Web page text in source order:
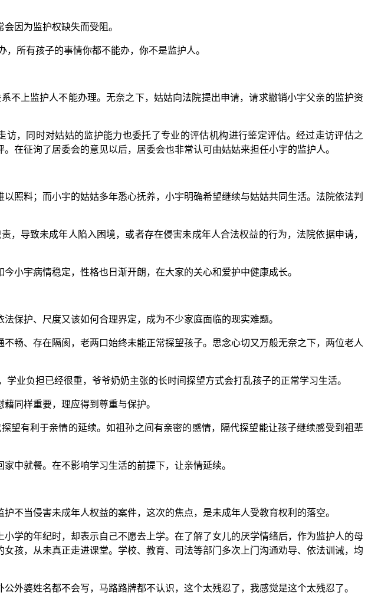
因为监护权缺失而受阻。
所有孩子的事情你都不能办，你不是监护人。
上监护人不能办理。无奈之下，姑姑向法院提出申请，请求撤销小宇父亲的监护资
同时对姑姑的监护能力也委托了专业的评估机构进行鉴定评估。经过走访评估之
在征询了居委会的意见以后，居委会也非常认可由姑姑来担任小宇的监护人。
料；而小宇的姑姑多年悉心抚养，小宇明确希望继续与姑姑共同生活。法院依法判
导致未成年人陷入困境，或者存在侵害未成年人合法权益的行为，法院依据申请，
宇病情稳定，性格也日渐开朗，在大家的关心和爱护中健康成长。
护、尺度又该如何合理界定，成为不少家庭面临的现实难题。
、存在隔阂，老两口始终未能正常探望孩子。思念心切又万般无奈之下，两位老人
负担已经很重，爷爷奶奶主张的长时间探望方式会打乱孩子的正常学习生活。
同样重要，理应得到尊重与保护。
有利于亲情的延续。如祖孙之间有亲密的感情，隔代探望能让孩子继续感受到祖辈
就餐。在不影响学习生活的前提下，让亲情延续。
当侵害未成年人权益的案件，这次的焦点，是未成年人受教育权利的落空。
的年纪时，却表示自己不愿去上学。在了解了女儿的厌学情绪后，作为监护人的母
孩，从未真正走进课堂。学校、教育、司法等部门多次上门沟通劝导、依法训诫，均
婆姓名都不会写，马路路牌都不认识，这个太残忍了，我感觉是这个太残忍了。